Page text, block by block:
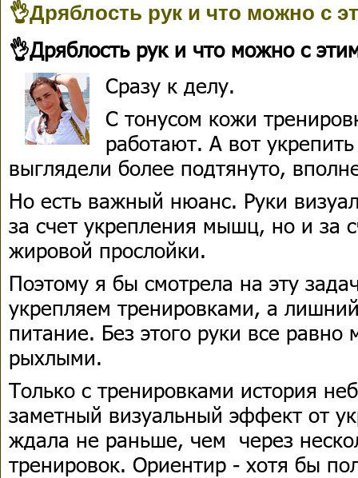
👌Дряблость рук и что можно с
👌Дряблость рук и что можно с
Сразу к делу.
С тонусом кожи
работают. А вот
выглядели более подтянуто,
Но есть важный нюанс. Руки
за счет укрепления мышц, но и за
жировой прослойки.
Поэтому я бы смотрела на эту
укрепляем тренировками, а
питание. Без этого руки все равно
рыхлыми.
Только с тренировками история
заметный визуальный эффект от
ждала не раньше, чем через
тренировок. Ориентир - хотя бы